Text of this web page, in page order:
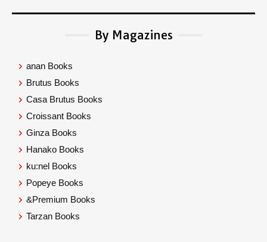
By Magazines
anan Books
Brutus Books
Casa Brutus Books
Croissant Books
Ginza Books
Hanako Books
ku:nel Books
Popeye Books
&Premium Books
Tarzan Books